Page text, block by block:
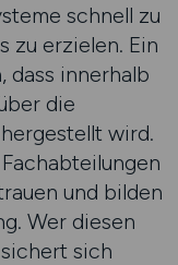
schnell zu
zu erzielen. Ein
innerhalb
die
wird.
und bilden
Wer diesen
sich